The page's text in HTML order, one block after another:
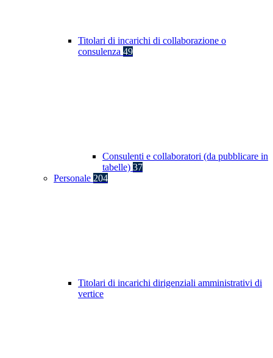
Titolari di incarichi di collaborazione o
consulenza 49
Consulenti e collaboratori (da pubblicare in
tabelle) 37
Personale 204
Titolari di incarichi dirigenziali amministrativi di
vertice